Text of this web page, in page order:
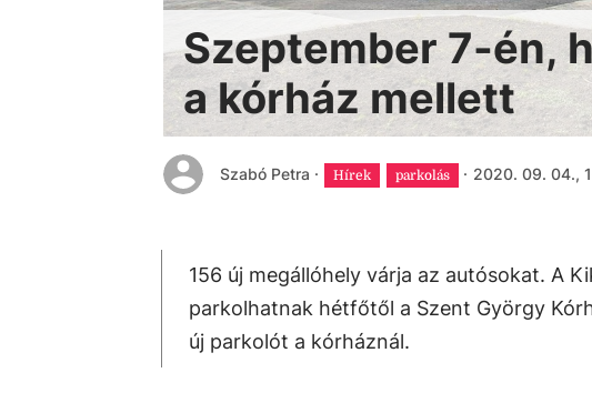
Szeptember 7-én,
a kórház mellett
Szabó Petra · Hírek parkolás · 2020. 09. 04.,
156 új megállóhely várja az autósokat. A
parkolhatnak hétfőtől a Szent György
új parkolót a kórháznál.